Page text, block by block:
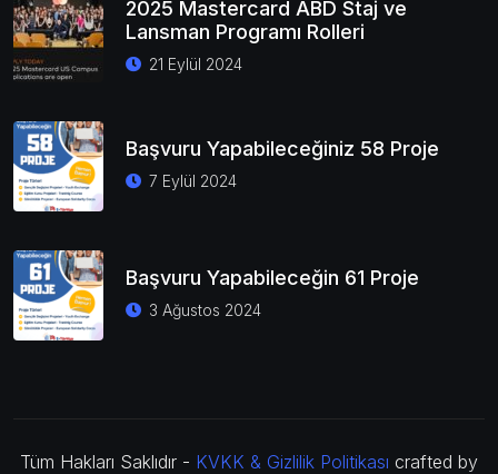
2025 Mastercard ABD Staj ve
Lansman Programı Rolleri
21 Eylül 2024
Başvuru Yapabileceğiniz 58 Proje
7 Eylül 2024
Başvuru Yapabileceğin 61 Proje
3 Ağustos 2024
Tüm Hakları Saklıdır - KVKK & Gizlilik Politikası crafted by